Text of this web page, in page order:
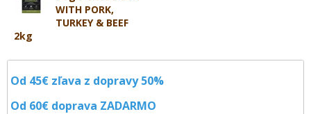
Od 45€ zľava z dopravy 50%
Od 60€ doprava ZADARMO
WITH PORK,
TURKEY & BEEF
2kg